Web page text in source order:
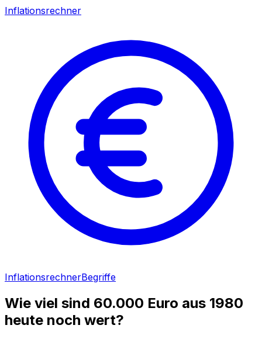
Inflationsrechner
InflationsrechnerBegriffe
Wie viel sind 60.000 Euro aus 1980
heute noch wert?